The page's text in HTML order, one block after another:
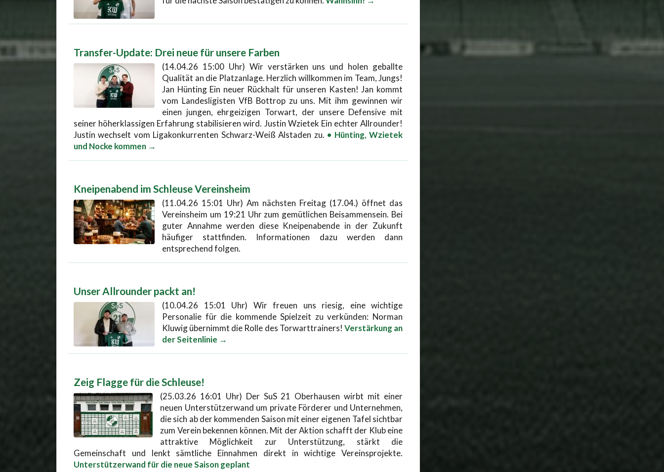
Transfer-Update: Drei neue für unsere Farben
(14.04.26 15:00 Uhr) Wir verstärken uns und holen geballte
Qualität an die Platzanlage. Herzlich willkommen im Team, Jungs!
Jan Hünting Ein neuer Rückhalt für unseren Kasten! Jan kommt
vom Landesligisten VfB Bottrop zu uns. Mit ihm gewinnen wir
einen jungen, ehrgeizigen Torwart, der unsere Defensive mit
seiner höherklassigen Erfahrung stabilisieren wird. Justin Wzietek Ein echter Allrounder!
Justin wechselt vom Ligakonkurrenten Schwarz-Weiß Alstaden zu. • Hünting, Wzietek
und Nocke kommen →
Kneipenabend im Schleuse Vereinsheim
(11.04.26 15:01 Uhr) Am nächsten Freitag (17.04.) öffnet das
Vereinsheim um 19:21 Uhr zum gemütlichen Beisammensein. Bei
guter Annahme werden diese Kneipenabende in der Zukunft
häufiger stattfinden. Informationen dazu werden dann
entsprechend folgen.
Unser Allrounder packt an!
(10.04.26 15:01 Uhr) Wir freuen uns riesig, eine wichtige
Personalie für die kommende Spielzeit zu verkünden: Norman
Kluwig übernimmt die Rolle des Torwarttrainers! Verstärkung an
der Seitenlinie →
Zeig Flagge für die Schleuse!
(25.03.26 16:01 Uhr) Der SuS 21 Oberhausen wirbt mit einer
neuen Unterstützerwand um private Förderer und Unternehmen,
die sich ab der kommenden Saison mit einer eigenen Tafel sichtbar
zum Verein bekennen können. Mit der Aktion schafft der Klub eine
attraktive Möglichkeit zur Unterstützung, stärkt die
Gemeinschaft und lenkt sämtliche Einnahmen direkt in wichtige Vereinsprojekte.
Unterstützerwand für die neue Saison geplant